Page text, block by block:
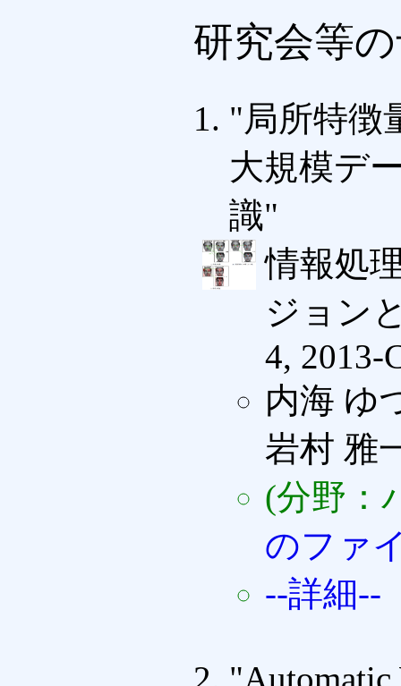
研究会等
"局所特徴
大規模デ
識"
情報処
ジョン
4, 2013-
内海 ゆ
岩村 雅
(分野：
のファ
--詳細--